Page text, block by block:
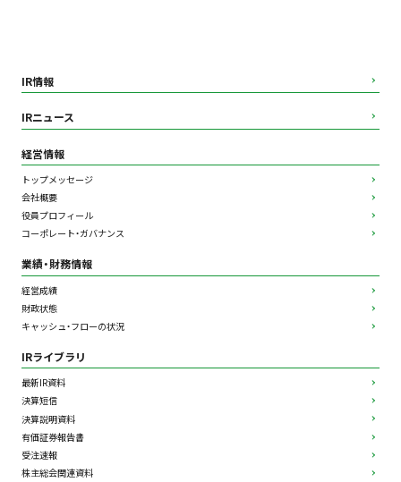
IR情報
IRニュース
経営情報
トップメッセージ
会社概要
役員プロフィール
コーポレート・ガバナンス
業績・財務情報
経営成績
財政状態
キャッシュ・フローの状況
IRライブラリ
最新IR資料
決算短信
決算説明資料
有価証券報告書
受注速報
株主総会関連資料